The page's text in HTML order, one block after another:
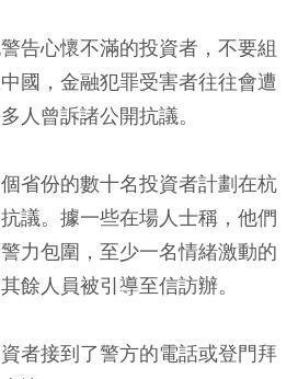
告心懷不滿的投資者，不要組
國，金融犯罪受害者往往會遭
人曾訴諸公開抗議。
省份的數十名投資者計劃在杭
議。據一些在場人士稱，他們
力包圍，至少一名情緒激動的
餘人員被引導至信訪辦。
者接到了警方的電話或登門拜